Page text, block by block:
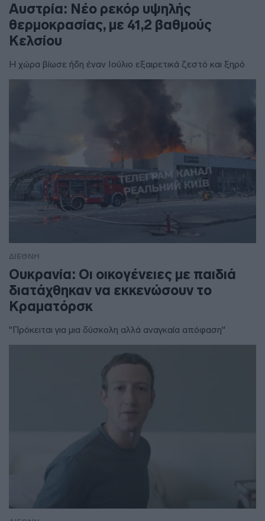
Αυστρία: Νέο ρεκόρ υψηλής
θερμοκρασίας, με 41,2 βαθμούς
Κελσίου
Η χώρα βίωσε ήδη έναν Ιούλιο εξαιρετικά ζεστό και ξηρό
ΔΙΕΘΝΗ
Ουκρανία: Οι οικογένειες με παιδιά
διατάχθηκαν να εκκενώσουν το
Κραματόρσκ
"Πρόκειται για μια δύσκολη αλλά αναγκαία απόφαση"